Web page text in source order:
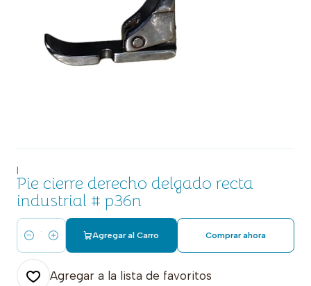
|
Pie cierre derecho delgado recta
industrial # p36n
Cantidad
Agregar al Carro Comprar ahora
Agregar a la lista de favoritos